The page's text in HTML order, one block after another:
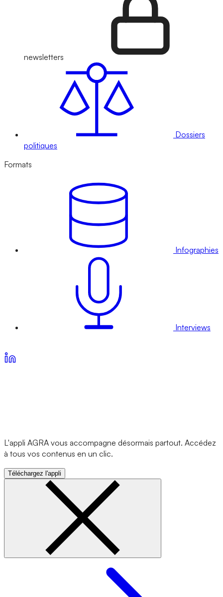
newsletters
Dossiers
politiques
Formats
Infographies
Interviews
L'appli AGRA vous accompagne désormais partout. Accédez
à tous vos contenus en un clic.
Téléchargez l'appli